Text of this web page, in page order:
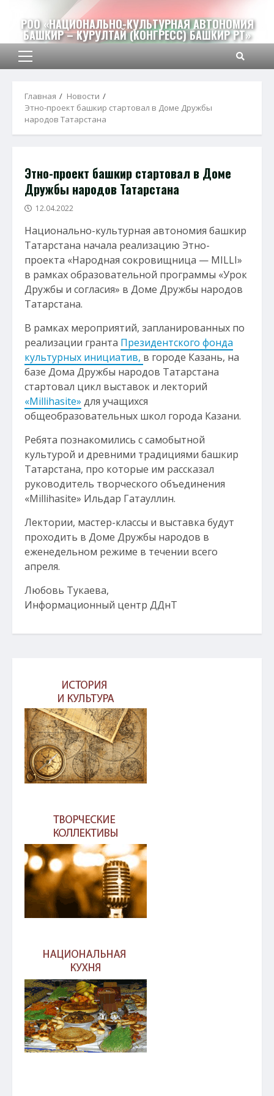
содержимому
РОО «НАЦИОНАЛЬНО-КУЛЬТУРНАЯ АВТОНОМИЯ
БАШКИР – КУРУЛТАЙ (КОНГРЕСС) БАШКИР РТ»
Основное
Главная
Новости
Этно-проект башкир стартовал в Доме Дружбы
народов Татарстана
Этно-проект башкир стартовал в Доме
Дружбы народов Татарстана
12.04.2022
Национально-культурная автономия башкир
Татарстана начала реализацию Этно-
проекта «Народная сокровищница — MILLI»
в рамках образовательной программы «Урок
Дружбы и согласия» в Доме Дружбы народов
Татарстана.
В рамках мероприятий, запланированных по
реализации гранта Президентского фонда
культурных инициатив, в городе Казань, на
базе Дома Дружбы народов Татарстана
стартовал цикл выставок и лекторий
«Millihasite» для учащихся
общеобразовательных школ города Казани.
Ребята познакомились с самобытной
культурой и древними традициями башкир
Татарстана, про которые им рассказал
руководитель творческого объединения
«Millihasite» Ильдар Гатауллин.
Лектории, мастер-классы и выставка будут
проходить в Доме Дружбы народов в
еженедельном режиме в течении всего
апреля.
Любовь Тукаева,
Информационный центр ДДнТ